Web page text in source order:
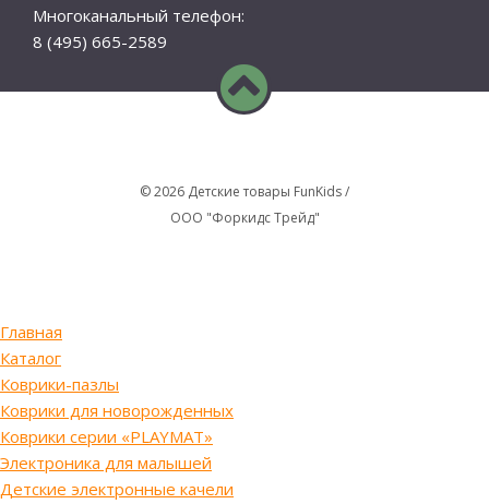
Многоканальный телефон:
8 (495) 665-2589
© 2026 Детские товары FunKids /
ООО "Форкидс Трейд"
Главная
Каталог
Коврики-пазлы
Коврики для новорожденных
Коврики серии «PLAYMAT»
Электроника для малышей
Детские электронные качели